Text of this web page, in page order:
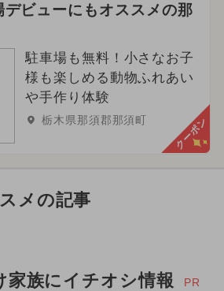
デビューにもオススメの那
駐車場も無料！小さなお子
様も楽しめる動物ふれあい
や手作り体験
栃木県那須郡那須町 クーポン
メの記事
家族にイチオシ情報 PR